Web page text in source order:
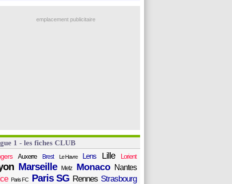
emplacement publicitaire
1 - les fiches CLUB
Auxerre Brest Le Havre Lens Lille Lorient
Marseille Metz Monaco Nantes
Paris FC Paris SG Rennes Strasbourg